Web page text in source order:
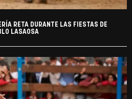
RETA DURANTE LAS FIESTAS DE
LASAOSA